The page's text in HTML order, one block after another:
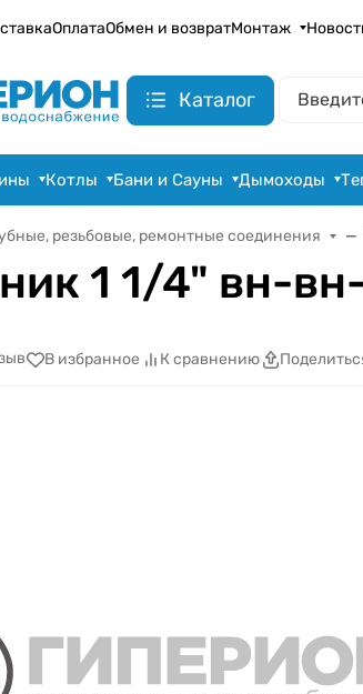
ОплатаОбмен и возвратМонтаж
Каталог
Котлы Бани и Сауны Дымоходы
резьбовые, ремонтные соединения
1 1/4" вн-
В избранное К сравнению